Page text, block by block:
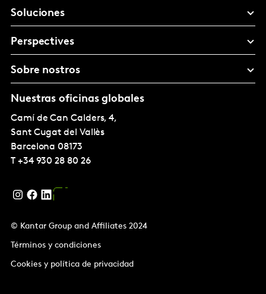
Soluciones
Perspectives
Sobre nostros
Nuestras oficinas globales
Camí de Can Calders, 4,
Sant Cugat del Vallès
Barcelona 08173
T +34 930 28 80 26
© Kantar Group and Affiliates 2024
Términos y condiciones
Cookies y política de privacidad